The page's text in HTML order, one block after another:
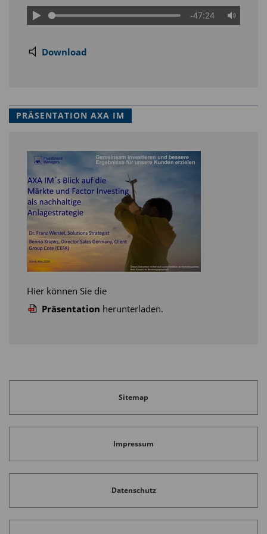
-47:24
Download
PRÄSENTATION AXA IM
Hier können Sie die
Präsentation herunterladen.
Sitemap
Impressum
Datenschutz